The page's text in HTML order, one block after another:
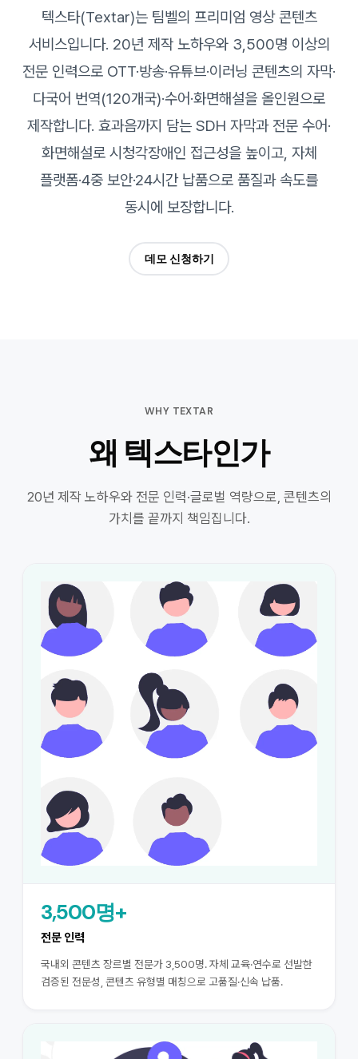
텍스타(Textar)는 팀벨의 프리미엄 영상 콘텐츠
서비스입니다. 20년 제작 노하우와 3,500명 이상의
전문 인력으로 OTT·방송·유튜브·이러닝 콘텐츠의 자막·
다국어 번역(120개국)·수어·화면해설을 올인원으로
제작합니다. 효과음까지 담는 SDH 자막과 전문 수어·
화면해설로 시청각장애인 접근성을 높이고, 자체
플랫폼·4중 보안·24시간 납품으로 품질과 속도를
동시에 보장합니다.
데모 신청하기
WHY TEXTAR
왜 텍스타인가
20년 제작 노하우와 전문 인력·글로벌 역량으로, 콘텐츠의
가치를 끝까지 책임집니다.
3,500명+
전문 인력
국내외 콘텐츠 장르별 전문가 3,500명. 자체 교육·연수로 선발한
검증된 전문성, 콘텐츠 유형별 매칭으로 고품질·신속 납품.